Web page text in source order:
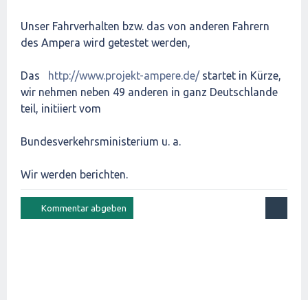
Unser Fahrverhalten bzw. das von anderen Fahrern
des Ampera wird getestet werden,
Das http://www.projekt-ampere.de/startet in Kürze,
wir nehmen neben 49 anderen in ganz Deutschlande
teil, initiiert vom
Bundesverkehrsministerium u. a.
Wir werden berichten.